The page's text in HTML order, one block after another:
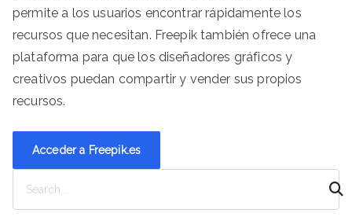
permite a los usuarios encontrar rápidamente los
recursos que necesitan. Freepik también ofrece una
plataforma para que los diseñadores gráficos y
creativos puedan compartir y vender sus propios
recursos.
Acceder a Freepik.es